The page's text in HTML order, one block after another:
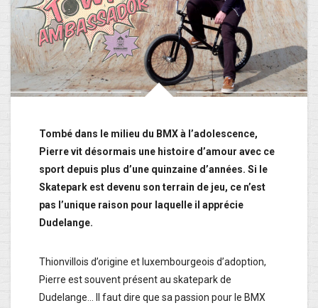
Tombé dans le milieu du BMX à l’adolescence,
Pierre vit désormais une histoire d’amour avec ce
sport depuis plus d’une quinzaine d’années. Si le
Skatepark est devenu son terrain de jeu, ce n’est
pas l’unique raison pour laquelle il apprécie
Dudelange.
Thionvillois d’origine et luxembourgeois d’adoption,
Pierre est souvent présent au skatepark de
Dudelange… Il faut dire que sa passion pour le BMX